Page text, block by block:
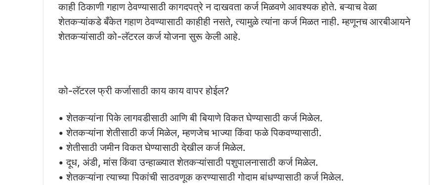
काही ठिकाणी गहाण ठेवण्यासाठी कागदपत्रे न दाखवता कर्ज मिळवणे आवश्यक होते. बऱ्याच वेळा
शेतकऱ्यांकडे बँकेत गहाण ठेवण्यासाठी काहीही नसते, त्यामुळे त्यांना कर्ज मिळत नाही. म्हणूनच आरबीआयने
शेतकऱ्यांसाठी को-लॅटरल कर्ज योजना सुरू केली आहे.
को-लॅटरल फ्री कर्जासाठी काय काय वापर होईल?
• शेतकऱ्यांना पिके लागवडीसाठी आणि बी बियाणे विकत घेण्यासाठी कर्ज मिळेल.
• शेतकऱ्यांना शेतीसाठी कर्ज मिळेल, म्हणजेच भाज्या किंवा फळे पिकवण्यासाठी.
• शेतीसाठी जमीन विकत घेण्यासाठी देखील कर्ज मिळेल.
• दूध, अंडी, मांस किंवा उन्हाळ्यात शेतकऱ्यांसाठी पशुपालनासाठी कर्ज मिळेल.
• शेतकऱ्यांना त्याच्या पिकांची साठवणूक करण्यासाठी गोदाम बांधण्यासाठी कर्ज मिळेल.